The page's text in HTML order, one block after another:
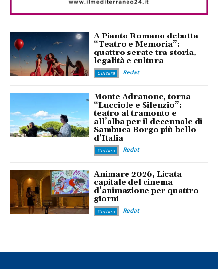
A Pianto Romano debutta
“Teatro e Memoria”:
quattro serate tra storia,
legalità e cultura
Cultura Redat
Monte Adranone, torna
“Lucciole e Silenzio”:
teatro al tramonto e
all’alba per il decennale di
Sambuca Borgo più bello
d’Italia
Cultura Redat
Animare 2026, Licata
capitale del cinema
d’animazione per quattro
giorni
Cultura Redat